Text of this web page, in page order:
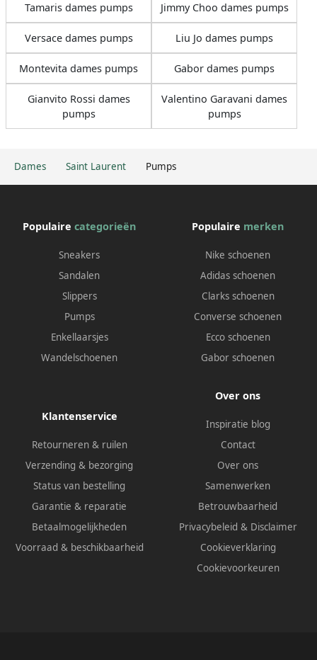
Dames Saint Laurent Pumps
Tamaris dames pumps Jimmy Choo dames pumps
Versace dames pumps Liu Jo dames pumps
Montevita dames pumps Gabor dames pumps
Gianvito Rossi dames
pumps
Valentino Garavani dames
pumps
Populaire categorieën
Sneakers
Sandalen
Slippers
Pumps
Enkellaarsjes
Wandelschoenen
Populaire merken
Nike schoenen
Adidas schoenen
Clarks schoenen
Converse schoenen
Ecco schoenen
Gabor schoenen
Klantenservice
Retourneren & ruilen
Verzending & bezorging
Status van bestelling
Garantie & reparatie
Betaalmogelijkheden
Voorraad & beschikbaarheid
Over ons
Inspiratie blog
Contact
Over ons
Samenwerken
Betrouwbaarheid
Privacybeleid & Disclaimer
Cookieverklaring
Cookievoorkeuren